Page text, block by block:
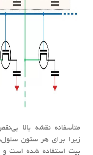
متأسفانه نقشه بالا
زیرا برای هر ستون
بیت استفاده شده است و